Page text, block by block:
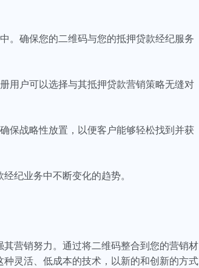
。确保您的二维码与您的抵押贷款经纪服务
用户可以选择与其抵押贷款营销策略无缝对
保战略性放置，以便客户能够轻松找到并获
纪业务中不断变化的趋势。
营销努力。通过将二维码整合到您的营销材
灵活、低成本的技术，以新的和创新的方式